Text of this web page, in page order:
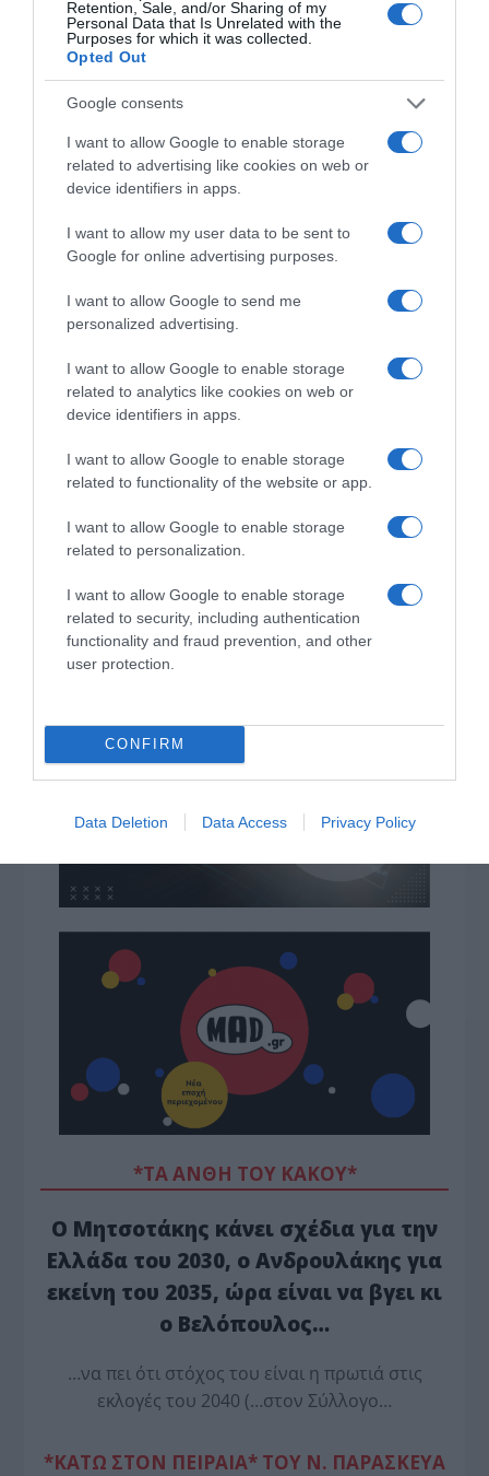
Retention, Sale, and/or Sharing of my
Personal Data that Is Unrelated with the
Purposes for which it was collected.
Opted Out
Google consents
I want to allow Google to enable storage
related to advertising like cookies on web or
device identifiers in apps.
I want to allow my user data to be sent to
Google for online advertising purposes.
I want to allow Google to send me
personalized advertising.
I want to allow Google to enable storage
related to analytics like cookies on web or
device identifiers in apps.
I want to allow Google to enable storage
related to functionality of the website or app.
I want to allow Google to enable storage
related to personalization.
I want to allow Google to enable storage
related to security, including authentication
functionality and fraud prevention, and other
user protection.
CONFIRM
Data Deletion Data Access Privacy Policy
*ΤΑ ΆΝΘΗ ΤΟΥ ΚΑΚΟΎ*
Ο Μητσοτάκης κάνει σχέδια για την
Ελλάδα του 2030, ο Ανδρουλάκης για
εκείνη του 2035, ώρα είναι να βγει κι
ο Βελόπουλος…
…να πει ότι στόχος του είναι η πρωτιά στις
εκλογές του 2040 (…στον Σύλλογο…
*ΚΑΤΩ ΣΤΟΝ ΠΕΙΡΑΙΑ* ΤΟΥ Ν. ΠΑΡΑΣΚΕΥΑ